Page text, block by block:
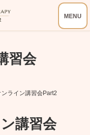
習会
ライン講習会Part2
講習会